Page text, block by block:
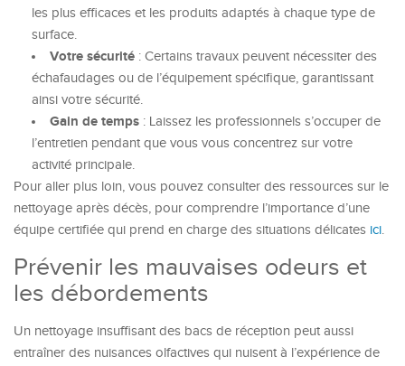
les plus efficaces et les produits adaptés à chaque type de
surface.
Votre sécurité : Certains travaux peuvent nécessiter des
échafaudages ou de l’équipement spécifique, garantissant
ainsi votre sécurité.
Gain de temps : Laissez les professionnels s’occuper de
l’entretien pendant que vous vous concentrez sur votre
activité principale.
Pour aller plus loin, vous pouvez consulter des ressources sur le
nettoyage après décès, pour comprendre l’importance d’une
équipe certifiée qui prend en charge des situations délicates ici.
Prévenir les mauvaises odeurs et
les débordements
Un nettoyage insuffisant des bacs de réception peut aussi
entraîner des nuisances olfactives qui nuisent à l’expérience de